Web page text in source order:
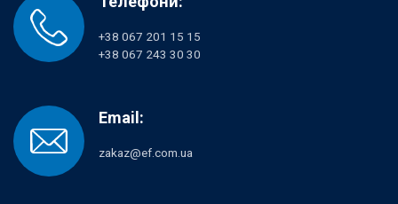
+38 067 201 15 15
+38 067 243 30 30
Email:
zakaz@ef.com.ua